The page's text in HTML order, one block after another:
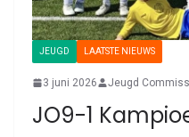
JEUGD LAATSTE NIEUWS
3 juni 2026 Jeugd
JO9-1